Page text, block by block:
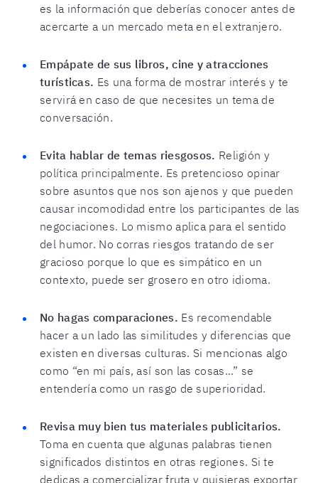
es la información que deberías conocer antes de
acercarte a un mercado meta en el extranjero.
Empápate de sus libros, cine y atracciones
turísticas. Es una forma de mostrar interés y te
servirá en caso de que necesites un tema de
conversación.
Evita hablar de temas riesgosos. Religión y
política principalmente. Es pretencioso opinar
sobre asuntos que nos son ajenos y que pueden
causar incomodidad entre los participantes de las
negociaciones. Lo mismo aplica para el sentido
del humor. No corras riesgos tratando de ser
gracioso porque lo que es simpático en un
contexto, puede ser grosero en otro idioma.
No hagas comparaciones. Es recomendable
hacer a un lado las similitudes y diferencias que
existen en diversas culturas. Si mencionas algo
como “en mi país, así son las cosas...” se
entendería como un rasgo de superioridad.
Revisa muy bien tus materiales publicitarios.
Toma en cuenta que algunas palabras tienen
significados distintos en otras regiones. Si te
dedicas a comercializar fruta y quisieras exportar